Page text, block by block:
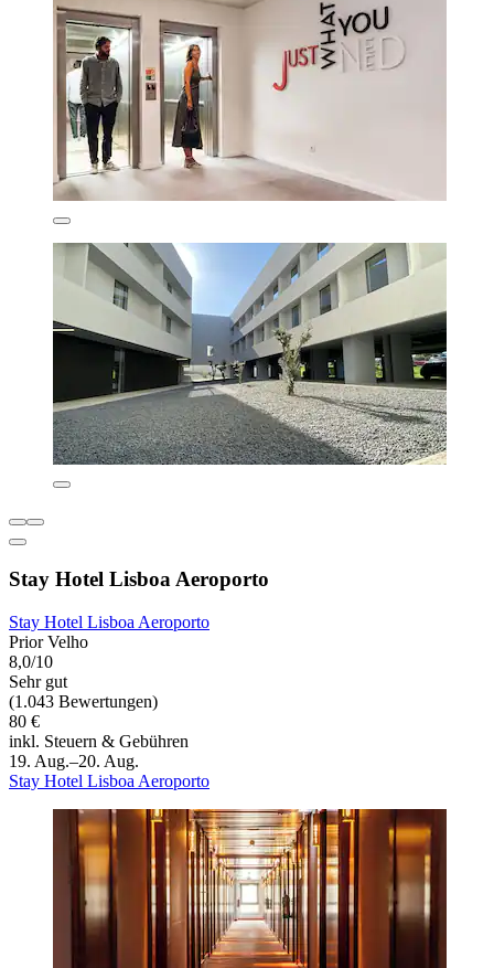
Stay Hotel Lisboa Aeroporto
Stay Hotel Lisboa Aeroporto
Prior Velho
8,0/10
Sehr gut
(1.043 Bewertungen)
80 €
inkl. Steuern & Gebühren
19. Aug.–20. Aug.
Stay Hotel Lisboa Aeroporto